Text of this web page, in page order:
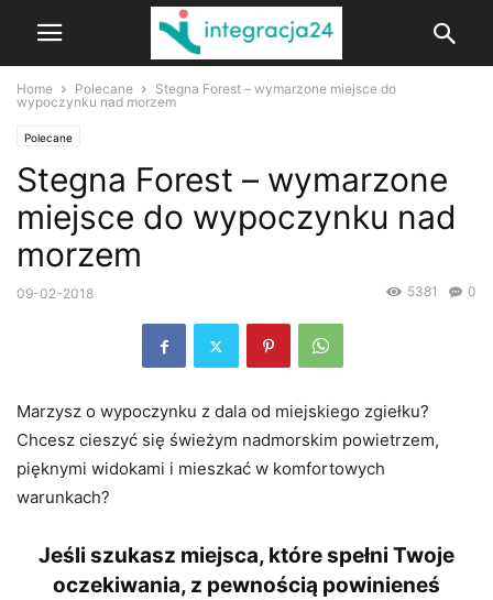
Home Polecane
Stegna Forest – wymarzone miejsce do
wypoczynku nad morzem
Polecane
Stegna Forest – wymarzone
miejsce do wypoczynku nad
morzem
09-02-2018 0
5381
Marzysz o wypoczynku z dala od miejskiego zgiełku?
Chcesz cieszyć się świeżym nadmorskim powietrzem,
pięknymi widokami i mieszkać w komfortowych
warunkach?
Jeśli szukasz miejsca, które spełni Twoje
oczekiwania, z pewnością powinieneś